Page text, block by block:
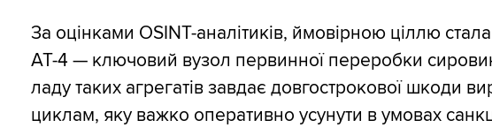
За оцінками OSINT-аналітиків, ймовірною ціллю
АТ-4 — ключовий вузол первинної переробки
ладу таких агрегатів завдає довгострокової шкоди
циклам, яку важко оперативно усунути в умовах